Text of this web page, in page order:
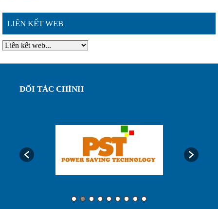
thông ...
Ưu điểm của ống nhựa xếp định hình phi 200...
Ống nhựa xếp điều hòa phi 75, thông gió làm mát
LIÊN KẾT WEB
ĐỐI TÁC CHÍNH